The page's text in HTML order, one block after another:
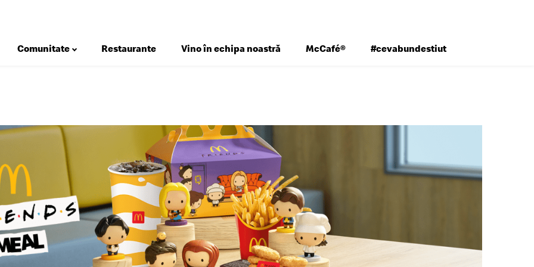
Micul Dejun
Gustări
Happy Meal®
Meniuri
Sosuri
Comunitate Restaurante Vino în echipa noastră McCafé® #cevabundestiut